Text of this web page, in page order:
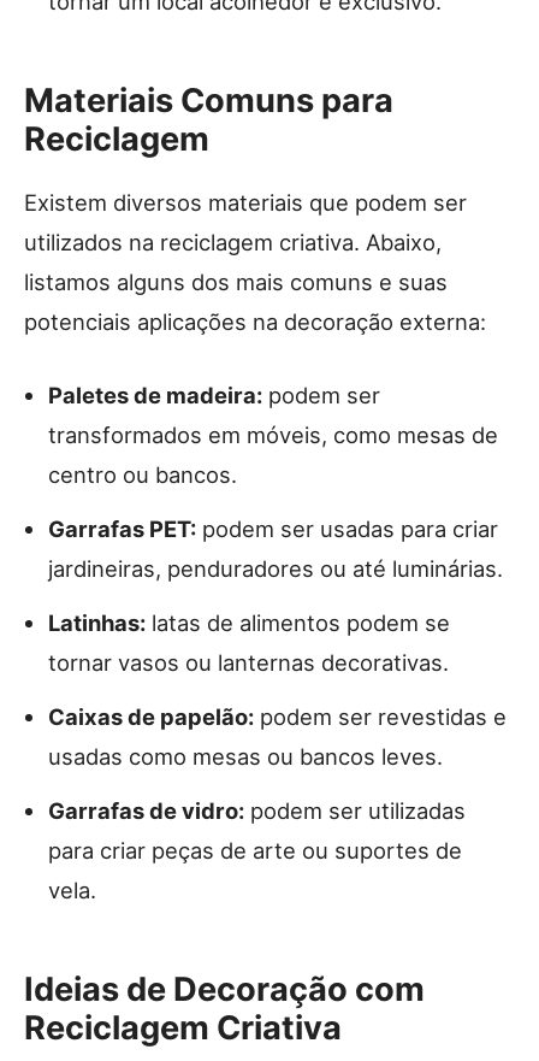
Materiais Comuns para
Reciclagem
Existem diversos materiais que podem ser
utilizados na reciclagem criativa. Abaixo,
listamos alguns dos mais comuns e suas
potenciais aplicações na decoração externa:
Paletes de madeira: podem ser
transformados em móveis, como mesas de
centro ou bancos.
Garrafas PET: podem ser usadas para criar
jardineiras, penduradores ou até luminárias.
Latinhas: latas de alimentos podem se
tornar vasos ou lanternas decorativas.
Caixas de papelão: podem ser revestidas e
usadas como mesas ou bancos leves.
Garrafas de vidro: podem ser utilizadas
para criar peças de arte ou suportes de
vela.
Ideias de Decoração com
Reciclagem Criativa